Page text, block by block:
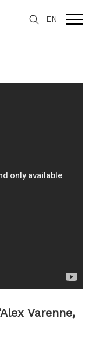
EN
libertin
Varenne,